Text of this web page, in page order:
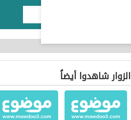
الزوار شاهدوا أيضاً